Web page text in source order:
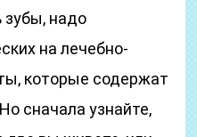
надо
на лечебно-
которые содержат
сначала узнайте,